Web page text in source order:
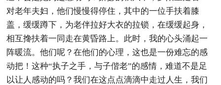
对老年夫妇，他们慢慢得停住，其中的一位手扶着膝
盖，缓缓蹲下，为老伴拉好大衣的拉锁，在缓缓起身，
相互搀扶着一同走在黄昏路上。此时，我的心头涌起一
阵暖流。他们呢？在他们的心理，这也是一份难忘的感
动把！这种“执子之手，与子偕老”的感情，难道不是足
以让人感动的吗？我们在这点点滴滴中走过人生，我们